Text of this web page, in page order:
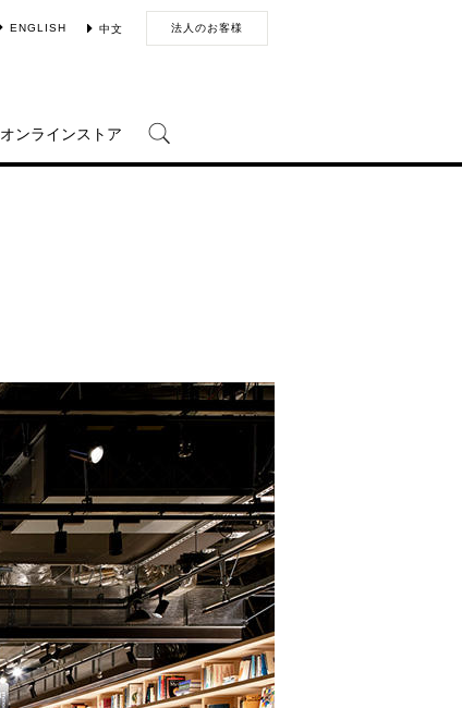
ENGLISH 中文 法人のお客様
オンラインストア